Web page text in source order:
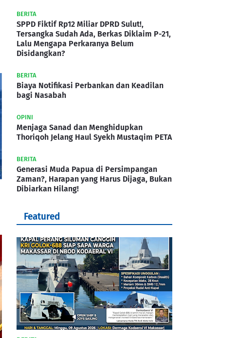
BERITA
SPPD Fiktif Rp12 Miliar DPRD Sulut!,
Tersangka Sudah Ada, Berkas Diklaim P-21,
Lalu Mengapa Perkaranya Belum
Disidangkan?
BERITA
Biaya Notifikasi Perbankan dan Keadilan
bagi Nasabah
OPINI
Menjaga Sanad dan Menghidupkan
Thoriqoh Jelang Haul Syekh Mustaqim PETA
BERITA
Generasi Muda Papua di Persimpangan
Zaman?, Harapan yang Harus Dijaga, Bukan
Dibiarkan Hilang!
Featured